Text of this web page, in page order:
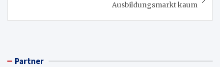
Ausbildungsmarkt kaum
Partner